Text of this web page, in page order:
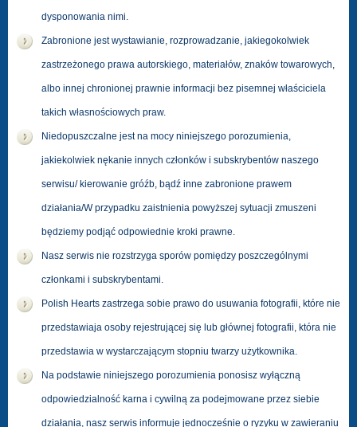
dysponowania nimi.
Zabronione jest wystawianie, rozprowadzanie, jakiegokolwiek
zastrzeżonego prawa autorskiego, materiałów, znaków towarowych,
albo innej chronionej prawnie informacji bez pisemnej właściciela
takich własnościowych praw.
Niedopuszczalne jest na mocy niniejszego porozumienia,
jakiekolwiek nękanie innych członków i subskrybentów naszego
serwisu/ kierowanie gróźb, bądź inne zabronione prawem
działania/W przypadku zaistnienia powyższej sytuacji zmuszeni
będziemy podjąć odpowiednie kroki prawne.
Nasz serwis nie rozstrzyga sporów pomiędzy poszczególnymi
członkami i subskrybentami.
Polish Hearts zastrzega sobie prawo do usuwania fotografii, które nie
przedstawiaja osoby rejestrującej się lub głównej fotografii, która nie
przedstawia w wystarczającym stopniu twarzy użytkownika.
Na podstawie niniejszego porozumienia ponosisz wyłączną
odpowiedzialność karna i cywilną za podejmowane przez siebie
działania, nasz serwis informuje jednocześnie o ryzyku w zawieraniu